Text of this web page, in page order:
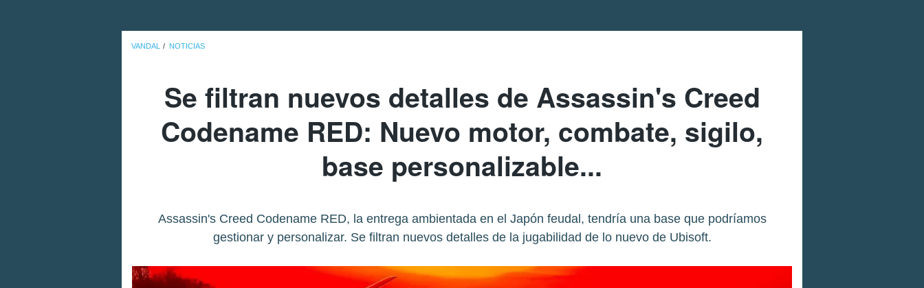
VANDAL NOTICIAS
Se filtran nuevos detalles de Assassin's Creed
Codename RED: Nuevo motor, combate, sigilo,
base personalizable...
Assassin's Creed Codename RED, la entrega ambientada en el Japón feudal, tendría una base que podríamos
gestionar y personalizar. Se filtran nuevos detalles de la jugabilidad de lo nuevo de Ubisoft.